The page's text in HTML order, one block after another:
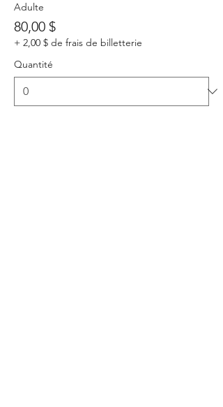
Adulte
80,00 $
+ 2,00 $ de frais de billetterie
Quantité